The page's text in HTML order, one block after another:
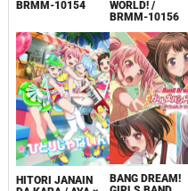
BRMM-10154
WORLD! /
BRMM-10156
HITORI JANAIN
BANG DREAM!